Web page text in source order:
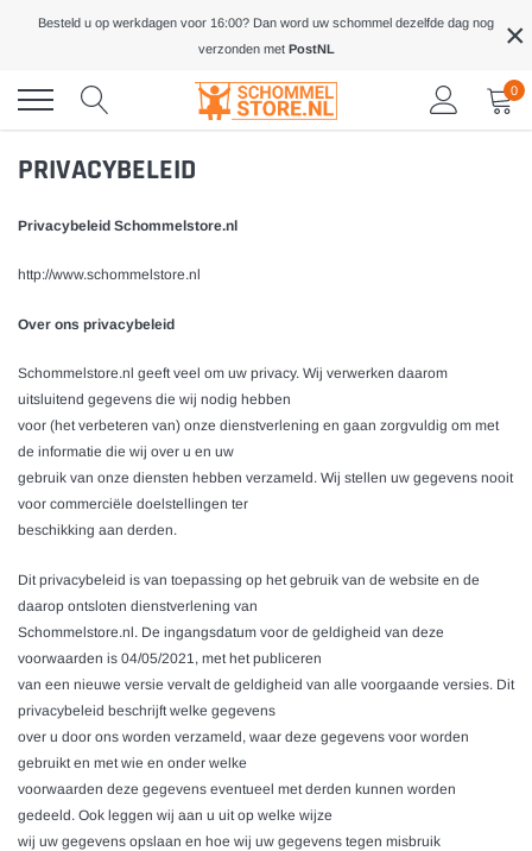
inhoud
Besteld u op werkdagen voor 16:00? Dan word uw schommel dezelfde dag nog
verzonden met PostNL ×
0
PRIVACYBELEID
Privacybeleid Schommelstore.nl
http://www.schommelstore.nl
Over ons privacybeleid
Schommelstore.nl geeft veel om uw privacy. Wij verwerken daarom
uitsluitend gegevens die wij nodig hebben
voor (het verbeteren van) onze dienstverlening en gaan zorgvuldig om met
de informatie die wij over u en uw
gebruik van onze diensten hebben verzameld. Wij stellen uw gegevens nooit
voor commerciële doelstellingen ter
beschikking aan derden.
Dit privacybeleid is van toepassing op het gebruik van de website en de
daarop ontsloten dienstverlening van
Schommelstore.nl. De ingangsdatum voor de geldigheid van deze
voorwaarden is 04/05/2021, met het publiceren
van een nieuwe versie vervalt de geldigheid van alle voorgaande versies. Dit
privacybeleid beschrijft welke gegevens
over u door ons worden verzameld, waar deze gegevens voor worden
gebruikt en met wie en onder welke
voorwaarden deze gegevens eventueel met derden kunnen worden
gedeeld. Ook leggen wij aan u uit op welke wijze
wij uw gegevens opslaan en hoe wij uw gegevens tegen misbruik